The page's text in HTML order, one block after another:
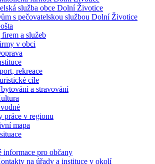
služba obce Dolní Životice
s pečovatelskou službou Dolní Životice
a služeb
v obci
rekreace
cíle
a stravování
práce v regionu
mapa
informace pro občany
na úřady a instituce v okolí